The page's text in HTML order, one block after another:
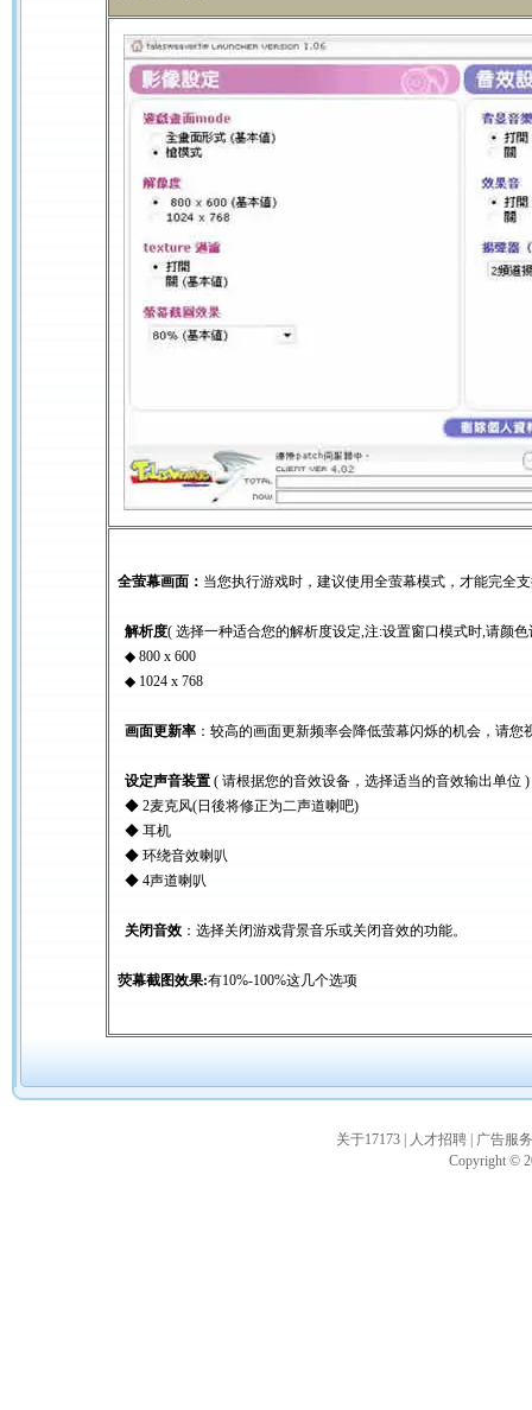
全萤幕画面 ： 当您执行游戏时，建议使用全萤幕模式，才能完全
解析度( 选择一种适合您的解析度设定,注:设置窗口模式时,请颜
◆ 800 x 600
◆ 1024 x 768
画面更新率 ：较高的画面更新频率会降低萤幕闪烁的机会，请
设定声音装置 ( 请根据您的音效设备，选择适当的音效输出单位 )
◆ 2麦克风(日後将修正为二声道喇吧)
◆ 耳机
◆ 环绕音效喇叭
◆ 4声道喇叭
关闭音效 ：选择关闭游戏背景音乐或关闭音效的功能。
荧幕截图效果:有10%-100%这几个选项
关于17173 人才招聘
广告服务
Copyright ©